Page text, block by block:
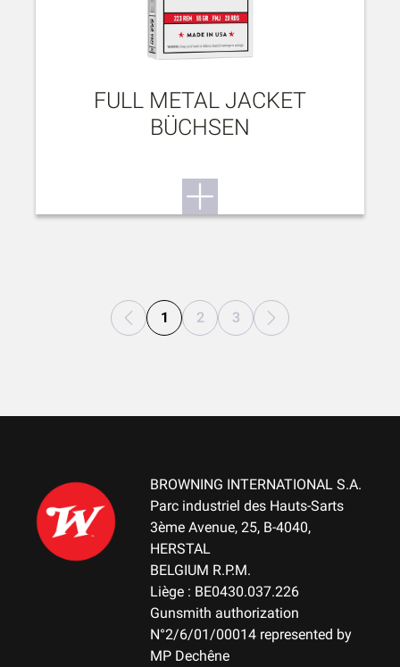
FULL METAL JACKET
BÜCHSEN
1 2 3
BROWNING INTERNATIONAL S.A.
Parc industriel des Hauts-Sarts
3ème Avenue, 25, B-4040,
HERSTAL
BELGIUM R.P.M.
Liège : BE0430.037.226
Gunsmith authorization
N°2/6/01/00014 represented by
MP Dechêne